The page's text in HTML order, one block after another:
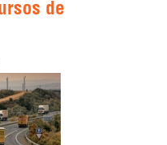
de